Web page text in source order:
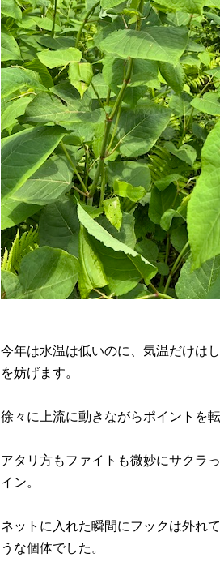
今年は水温は低いのに、気温だけは
を妨げます。
徐々に上流に動きながらポイントを
アタリ方もファイトも微妙にサクラ
イン。
ネットに入れた瞬間にフックは外れ
うな個体でした。